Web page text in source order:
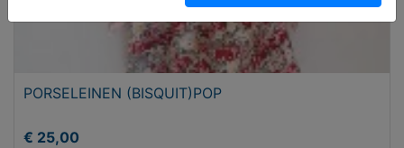
PORSELEINEN (BISQUIT)POP
€ 25,00